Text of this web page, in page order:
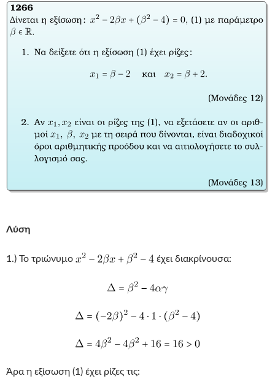
Λύση
1.) Το τριώνυμο έχει διακρίνουσα:
Άρα η εξίσωση (1) έχει ρίζες τις: